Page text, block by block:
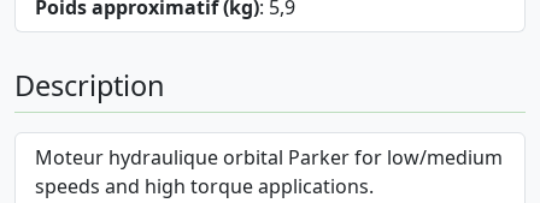
Poids approximatif (kg): 5,9
Description
Moteur hydraulique orbital Parker for low/medium
speeds and high torque applications.